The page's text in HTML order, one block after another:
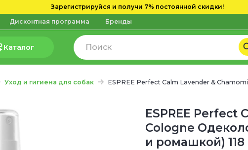
Зарегистрируйся и получи 7% постоянной скидки!
Дисконтная программа Бренды
Каталог
Уход и гигиена для собак ESPREE Perfect Calm Lavender &
ESPREE Perfect
Cologne
и ромашкой)